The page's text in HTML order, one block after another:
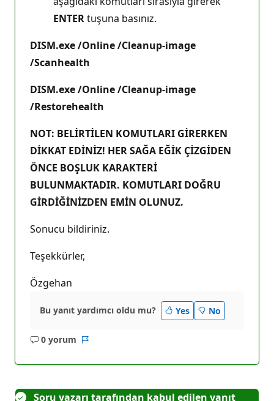
ENTERtuşuna basınız.
DISM.exe /Online /Cleanup-image
/Scanhealth
DISM.exe /Online /Cleanup-image
/Restorehealth
NOT: BELİRTİLEN KOMUTLARI GİRERKEN
DİKKAT EDİNİZ! HER SAĞA EĞİK ÇİZGİDEN
ÖNCE BOŞLUK KARAKTERİ
BULUNMAKTADIR. KOMUTLARI DOĞRU
GİRDİĞİNİZDEN EMİN OLUNUZ.
Sonucu bildiriniz.
Teşekkürler,
Özgehan
Bu yanıt yardımcı oldu mu? Yes No
0 yorum
Açıklama
Soru yazarı tarafından kabul edilen yanıt